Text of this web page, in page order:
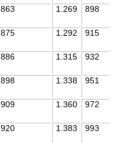
863 1.269 898
875 1.292 915
886 1.315 932
898 1.338 951
909 1.360 972
920 1.383 993